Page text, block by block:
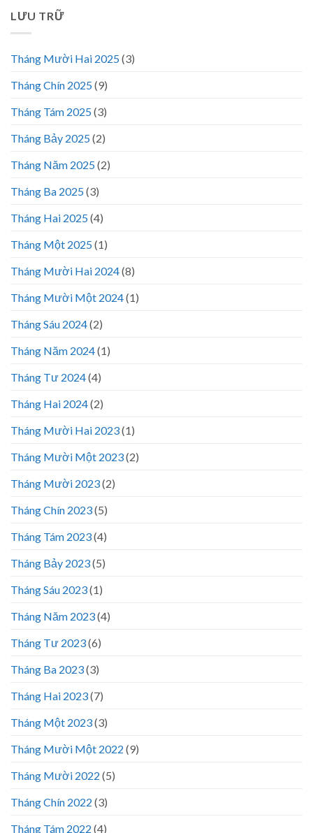
LƯU TRỮ
Tháng Mười Hai 2025(3)
Tháng Chín 2025(9)
Tháng Tám 2025(3)
Tháng Bảy 2025(2)
Tháng Năm 2025(2)
Tháng Ba 2025(3)
Tháng Hai 2025(4)
Tháng Một 2025(1)
Tháng Mười Hai 2024(8)
Tháng Mười Một 2024(1)
Tháng Sáu 2024(2)
Tháng Năm 2024(1)
Tháng Tư 2024(4)
Tháng Hai 2024(2)
Tháng Mười Hai 2023(1)
Tháng Mười Một 2023(2)
Tháng Mười 2023(2)
Tháng Chín 2023(5)
Tháng Tám 2023(4)
Tháng Bảy 2023(5)
Tháng Sáu 2023(1)
Tháng Năm 2023(4)
Tháng Tư 2023(6)
Tháng Ba 2023(3)
Tháng Hai 2023(7)
Tháng Một 2023(3)
Tháng Mười Một 2022 (9)
Tháng Mười 2022 (5)
Tháng Chín 2022 (3)
Tháng Tám 2022 (4)